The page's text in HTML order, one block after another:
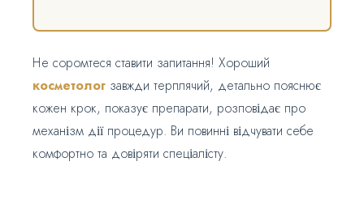
Не соромтеся ставити запитання! Хороший
косметолог завжди терплячий, детально пояснює
кожен крок, показує препарати, розповідає про
механізм дії процедур. Ви повинні відчувати себе
комфортно та довіряти спеціалісту.